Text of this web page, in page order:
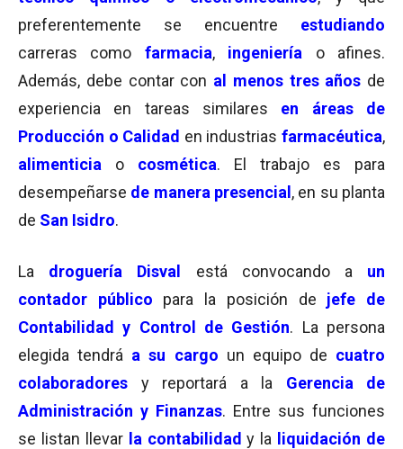
preferentemente se encuentre estudiando
carreras como farmacia, ingeniería o afines.
Además, debe contar con al menos tres años de
experiencia en tareas similares en áreas de
Producción o Calidad en industriasfarmacéutica,
alimenticia o cosmética. El trabajo es para
desempeñarse de manera presencial , en su planta
de San Isidro.
La droguería Disval está convocando a un
contador público
para la posición de jefe de
Contabilidad y Control de Gestión. La persona
elegida tendrá a su cargo un equipo de cuatro
colaboradores
y reportará a la Gerencia de
Administración y Finanzas. Entre sus funciones
se listan llevar la contabilidad y la liquidación de